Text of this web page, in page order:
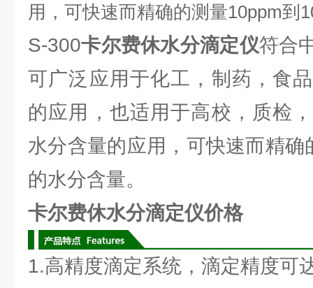
用，可快速而精确的测量10ppm到
S-300卡尔费休水分滴定仪符合
可广泛应用于化工，制药，食
的应用，也适用于高校，质检
水分含量的应用，可快速而精
的水分含量。
卡尔费休水分滴定仪价格
1.高精度滴定系统，滴定精度可